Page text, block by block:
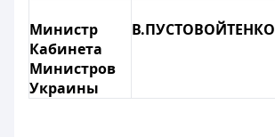
Министр
Кабинета
Министров
Украины
В.ПУСТОВОЙТЕНКО